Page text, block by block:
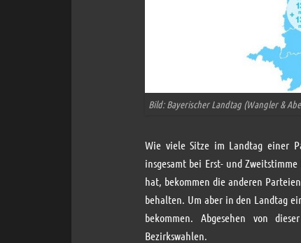
Bild: Bayerischer Landtag (Wangler &
Wie viele Sitze im Landtag einer
insgesamt bei Erst- und
hat, bekommen die anderen
behalten. Um aber in den Landtag
bekommen. Abgesehen von
Bezirkswahlen.